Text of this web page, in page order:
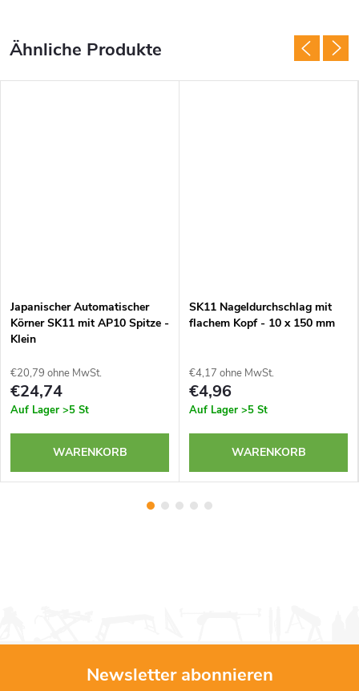
Japanischer Automatischer
Körner SK11 mit AP10 Spitze -
Klein
€20,79 ohne MwSt.
€24,74
Auf Lager >5 St
WARENKORB
SK11 Nageldurchschlag mit
flachem Kopf - 10 x 150 mm
€4,17 ohne MwSt.
€4,96
Auf Lager >5 St
WARENKORB
Newsletter abonnieren